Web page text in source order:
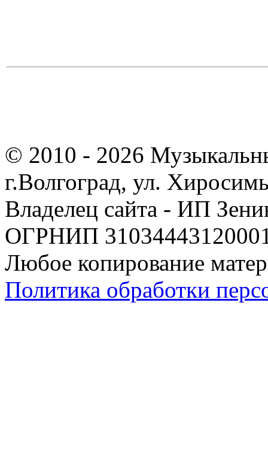
© 2010 - 2026
г.Волгоград, ул.
Владелец сайта - ИП
ОГРНИП
Любое копирование
Политика обработки